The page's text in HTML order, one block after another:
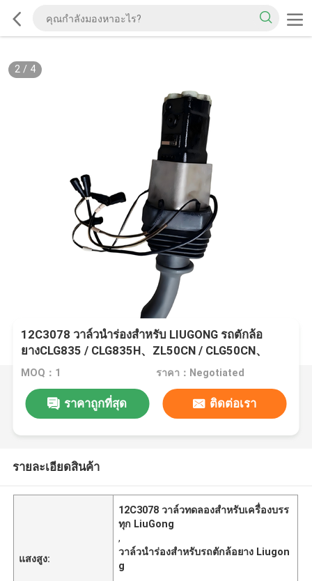
2/ 4
12C3078 วาล์วนำร่องสำหรับ LIUGONG รถตักล้อ
ยางCLG835 / CLG835H、ZL50CN / CLG50CN、
CLG855 / CLG855N / CLG855H、CLG856 /
MOQ：1 ราคา：Negotiated
ราคาถูกที่สุด ติดต่อเรา
รายละเอียดสินค้า
แสงสูง:
12C3078 วาล์วทดลองสําหรับเครื่องบรร
ทุก LiuGong
,
วาล์วนำร่องสำหรับรถตักล้อยาง Liugon
g